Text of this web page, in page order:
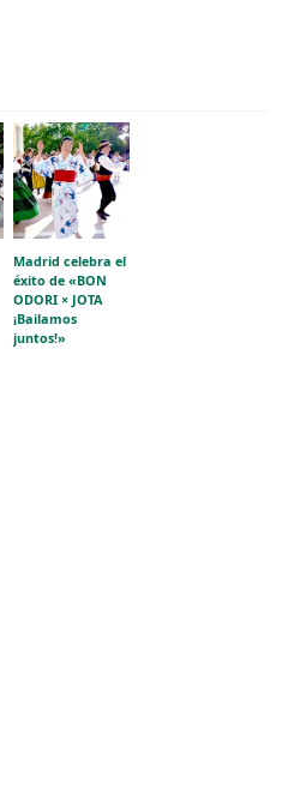
Madrid celebra el
éxito de «BON
ODORI × JOTA
¡Bailamos
juntos!»